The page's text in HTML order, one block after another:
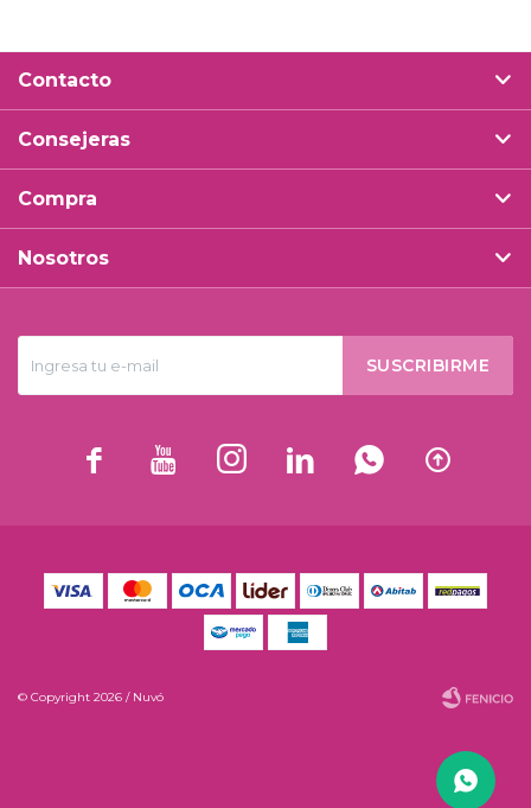
SUSCRIBIRME
     
Contacto
Consejeras
Compra
Nosotros
© Copyright 2026 / Nuvó